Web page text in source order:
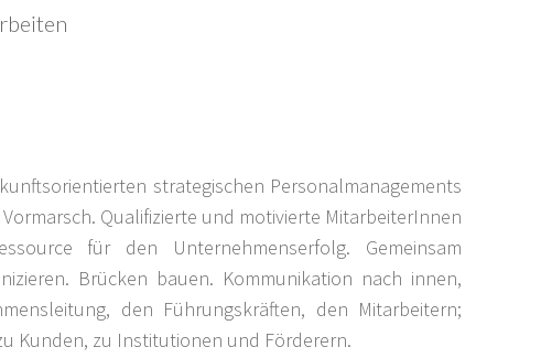
strategischen Personalmanagements
Qualifizierte und motivierte MitarbeiterInnen
für den Unternehmenserfolg. Gemeinsam
Brücken bauen. Kommunikation nach innen,
den Führungskräften, den Mitarbeitern;
Kunden, zu Institutionen und Förderern.